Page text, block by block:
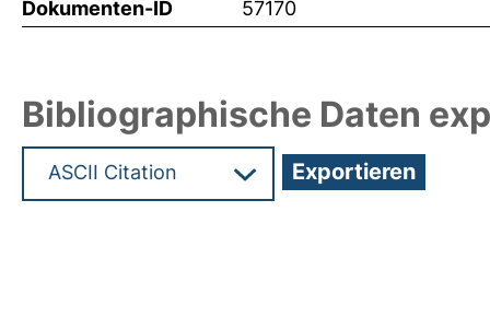
Dokumenten-ID 57170
Bibliographische Daten